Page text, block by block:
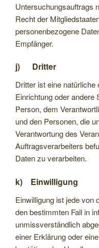
Untersuchungsauftrags
Recht der
personenbezogene
Empfänger.
j) Dritter
Dritter ist eine
Einrichtung oder andere
Person, dem
und den Personen, die
Verantwortung des
Auftragsverarbeiters
Daten zu verarbeiten.
k) Einwilligung
Einwilligung ist jede von
den bestimmten Fall in
unmissverständlich
einer Erklärung oder